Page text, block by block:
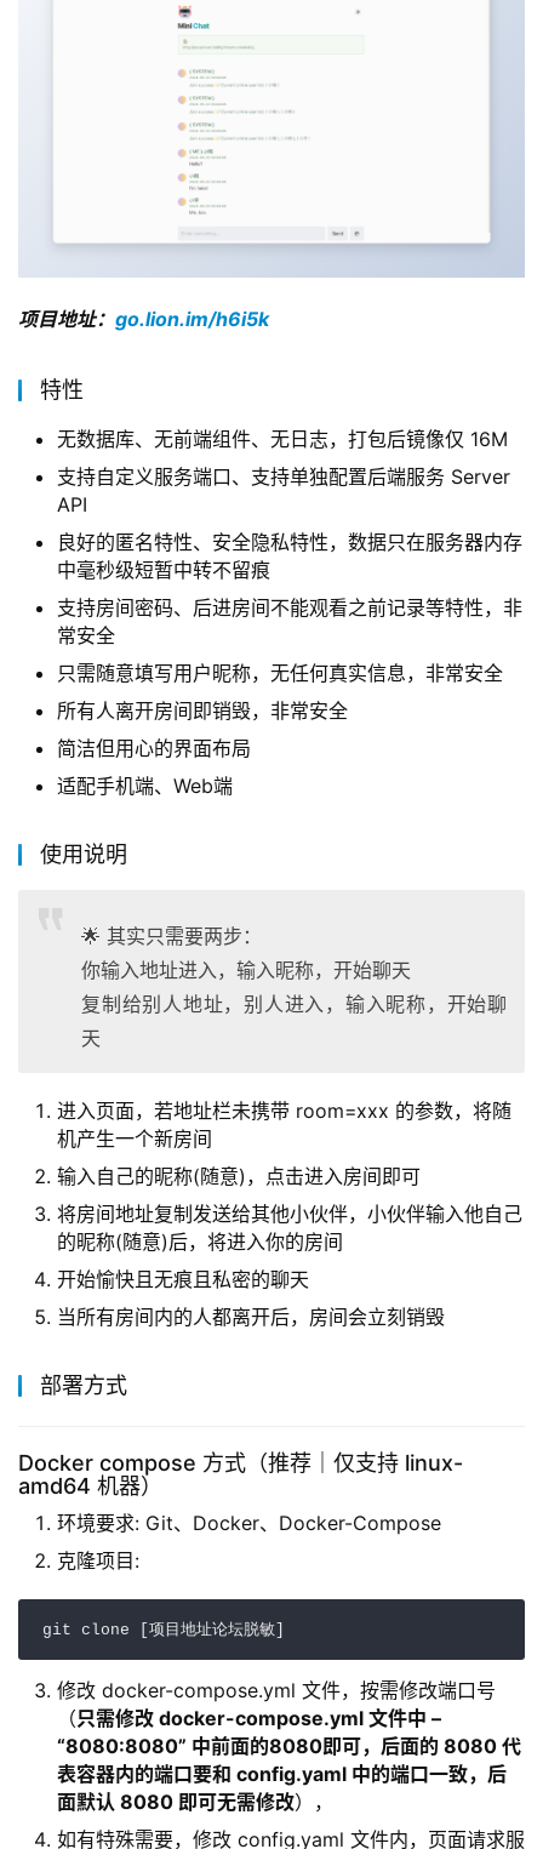
项目地址： go.lion.im/h6i5k
特性
无数据库、无前端组件、无日志，打包后镜像仅 16M
支持自定义服务端口、支持单独配置后端服务 Server
API
良好的匿名特性、安全隐私特性，数据只在服务器内存
中毫秒级短暂中转不留痕
支持房间密码、后进房间不能观看之前记录等特性，非
常安全
只需随意填写用户昵称，无任何真实信息，非常安全
所有人离开房间即销毁，非常安全
简洁但用心的界面布局
适配手机端、Web端
使用说明
🌟 其实只需要两步：
你输入地址进入，输入昵称，开始聊天
复制给别人地址，别人进入，输入昵称，开始聊
天
进入页面，若地址栏未携带 room=xxx 的参数，将随
机产生一个新房间
输入自己的昵称(随意)，点击进入房间即可
将房间地址复制发送给其他小伙伴，小伙伴输入他自己
的昵称(随意)后，将进入你的房间
开始愉快且无痕且私密的聊天
当所有房间内的人都离开后，房间会立刻销毁
部署方式
Docker compose 方式（推荐｜仅支持 linux-
amd64 机器）
环境要求: Git、Docker、Docker-Compose
克隆项目:
修改 docker-compose.yml 文件，按需修改端口号
（只需修改 docker-compose.yml 文件中 –
“8080:8080” 中前面的8080即可，后面的 8080 代
表容器内的端口要和 config.yaml 中的端口一致，后
面默认 8080 即可无需修改），
如有特殊需要，修改 config.yaml 文件内，页面请求服